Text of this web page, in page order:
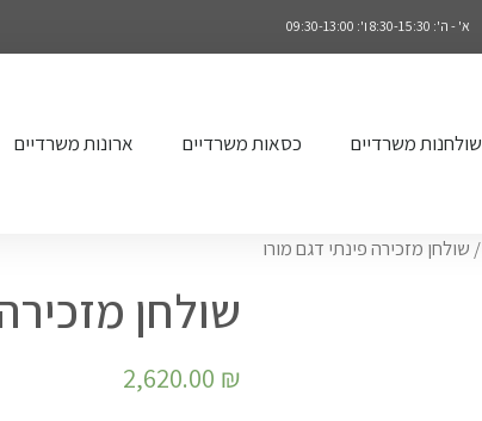
א' - ה': 8:30-15:30 ו': 09:30-13:00
שולחנות משרדיים כסאות משרדיים ארונות משרדיים
/ שולחן מזכירה פינתי דגם מורו
שולחן
2,620.00 ₪